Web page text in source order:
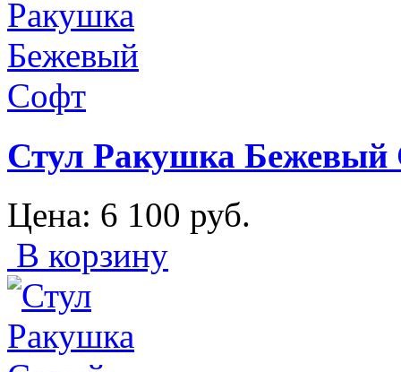
Стул Ракушка Бежевый
Цена: 6 100 руб.
В корзину